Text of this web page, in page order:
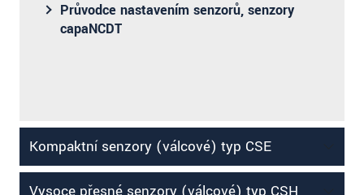
Průvodce nastavením senzorů, senzory
capaNCDT
Kompaktní senzory (válcové) typ CSE